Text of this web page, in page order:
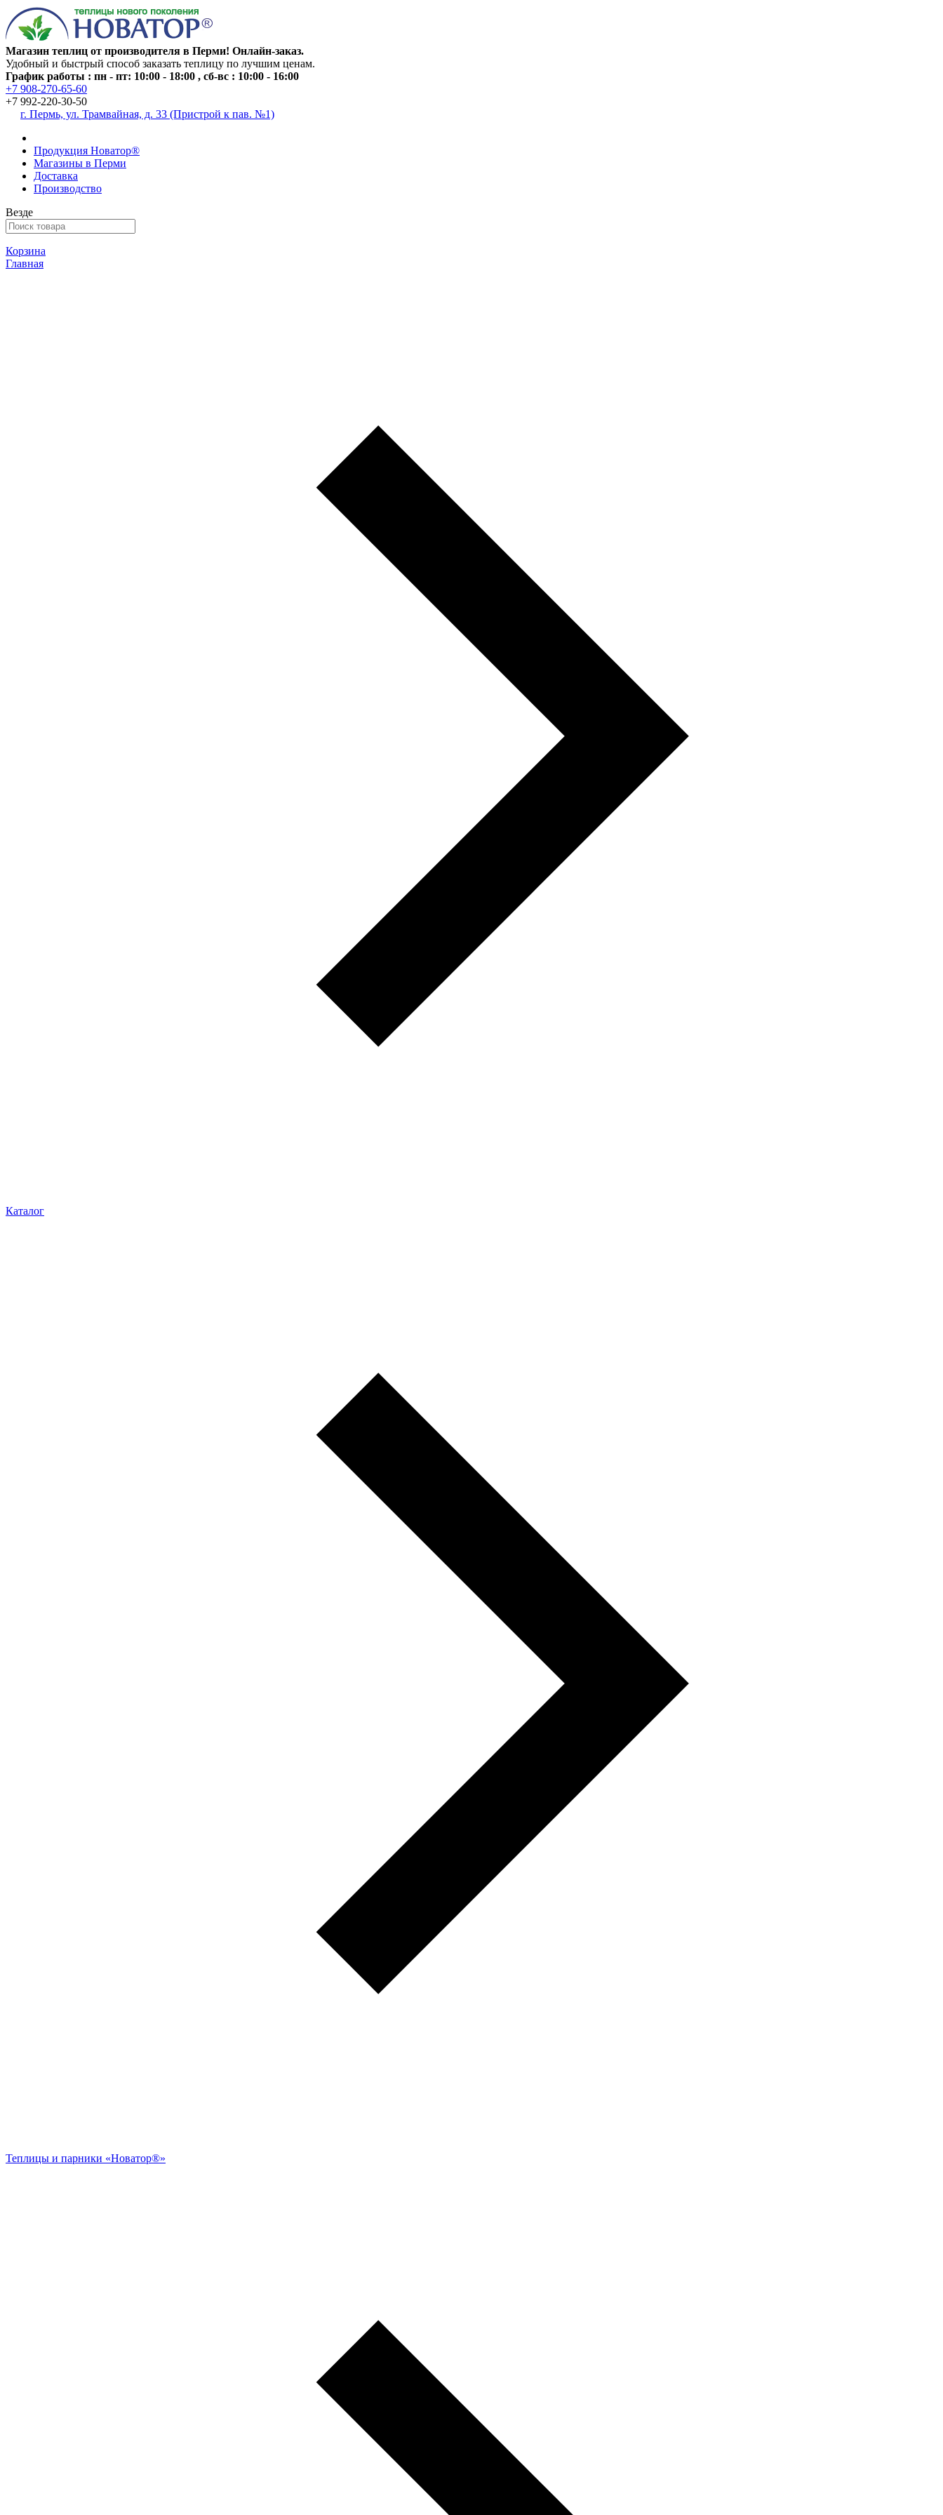
Магазин теплиц от производителя в Перми! Онлайн-заказ.
Удобный и быстрый способ заказать теплицу по лучшим ценам.
График работы : пн - пт: 10:00 - 18:00 , сб-вс : 10:00 - 16:00
+7 908-270-65-60
+7 992-220-30-50
г. Пермь, ул. Трамвайная, д. 33 (Пристрой к пав. №1)
Продукция Новатор®
Магазины в Перми
Доставка
Производство
Везде
Корзина
Главная
Каталог
Теплицы и парники «Новатор®»